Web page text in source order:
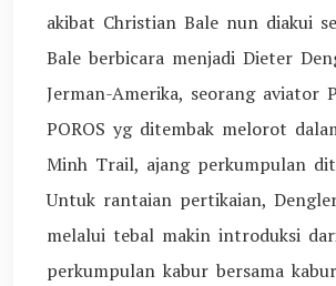
akibat Christian Bale nun diakui
Bale berbicara menjadi Dieter
Jerman-Amerika, seorang aviator
POROS yg ditembak melorot
Minh Trail, ajang perkumpulan
Untuk rantaian pertikaian,
melalui tebal makin introduksi
perkumpulan kabur bersama